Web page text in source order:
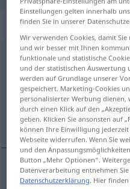
„gebührend“
gebührend adj
Übersicht aller
(Für mehr Details die
dužan, doličan
dužan,doličan
Einstellungen gelten innerhalb
finden Sie in unserer
Wir verwenden Cookies, damit
und wir besser mit Ihnen
funktionale und statistische
und der statistischen Auswertung
werden auf Grundlage unserer
gespeichert. Marketing-Cookies
personalisierter Werbung dienen,
durch einen Klick auf den
geben. Klicken Sie ansonsten auf
können Ihre Einwilligung
Webseite widerrufen. Wenn Sie
und den
Button „Mehr Optionen“.
Datenverarbeitung entnehmen
Datenschutzerklärung. Hier